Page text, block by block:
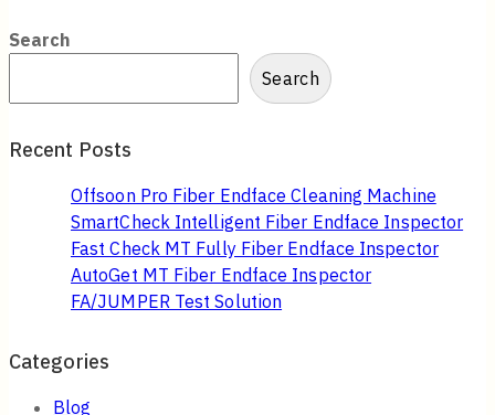
Search
Search
Recent Posts
Offsoon Pro Fiber Endface Cleaning Machine
SmartCheck Intelligent Fiber Endface Inspector
Fast Check MT Fully Fiber Endface Inspector
AutoGet MT Fiber Endface Inspector
FA/JUMPER Test Solution
Categories
Blog